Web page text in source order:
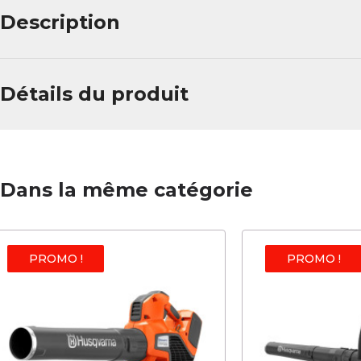
Description
Détails du produit
Dans la même catégorie
PROMO ! PROMO !